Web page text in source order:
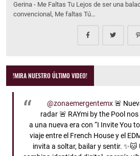
Gerina - Me Faltas Tu Lejos de ser una
convencional, Me faltas Tú…
!MIRA NUESTRO ÚLTIMO VIDEO!
@zonaemergentemx🚨
radar 🚨 RAYmi by the Pool
a una nueva era con “I Invite You
viaje entre el French House y el
invita a soltar, bailar y sentir.